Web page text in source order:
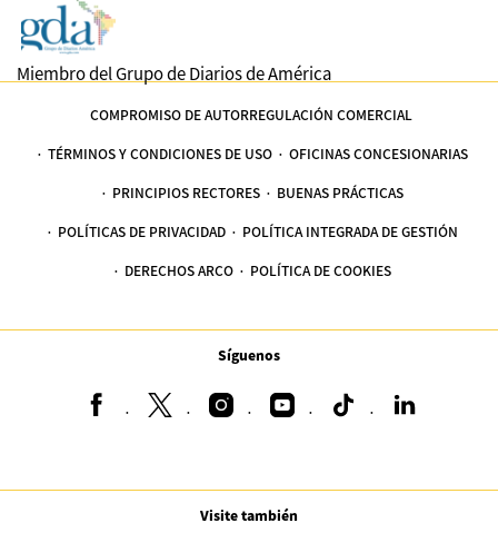
Miembro del Grupo de Diarios de América
COMPROMISO DE AUTORREGULACIÓN COMERCIAL
TÉRMINOS Y CONDICIONES DE USO OFICINAS CONCESIONARIAS
PRINCIPIOS RECTORES BUENAS PRÁCTICAS
POLÍTICAS DE PRIVACIDAD POLÍTICA INTEGRADA DE GESTIÓN
DERECHOS ARCO POLÍTICA DE COOKIES
Síguenos
Visite también